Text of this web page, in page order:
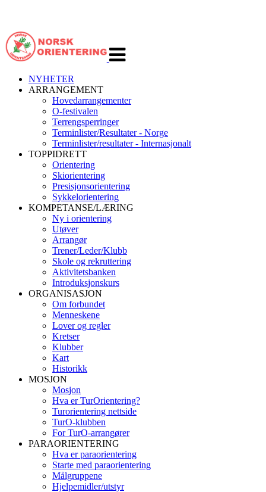
navigasjon
NYHETER
ARRANGEMENT
Hovedarrangementer
O-festivalen
Terrengsperringer
Terminlister/Resultater - Norge
Terminlister/resultater - Internasjonalt
TOPPIDRETT
Orientering
Skiorientering
Presisjonsorientering
Sykkelorientering
KOMPETANSE/LÆRING
Ny i orientering
Utøver
Arrangør
Trener/Leder/Klubb
Skole og rekruttering
Aktivitetsbanken
Introduksjonskurs
ORGANISASJON
Om forbundet
Menneskene
Lover og regler
Kretser
Klubber
Kart
Historikk
MOSJON
Mosjon
Hva er TurOrientering?
Turorientering nettside
TurO-klubben
For TurO-arrangører
PARAORIENTERING
Hva er paraorientering
Starte med paraorientering
Målgruppene
Hjelpemidler/utstyr